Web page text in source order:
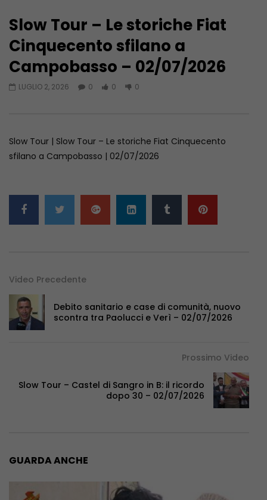
30:30
Slow Tour – JELSI: 221ESIMA FESTA
DEL GRANO– 03/08/2026
AGOSTO 3, 2026
Slow Tour –
PESCARA CAMERA DI
Slow Tour – Le storiche Fiat
Cinquecento sfilano a
Campobasso – 02/07/2026
LUGLIO 2, 2026 0 0 0
Slow Tour | Slow Tour – Le storiche Fiat Cinquecento
sfilano a Campobasso | 02/07/2026
Video Precedente
Debito sanitario e case di comunità, nuovo
scontra tra Paolucci e Verì – 02/07/2026
Prossimo Video
Slow Tour – Castel di Sangro in B: il ricordo
dopo 30 – 02/07/2026
GUARDA ANCHE